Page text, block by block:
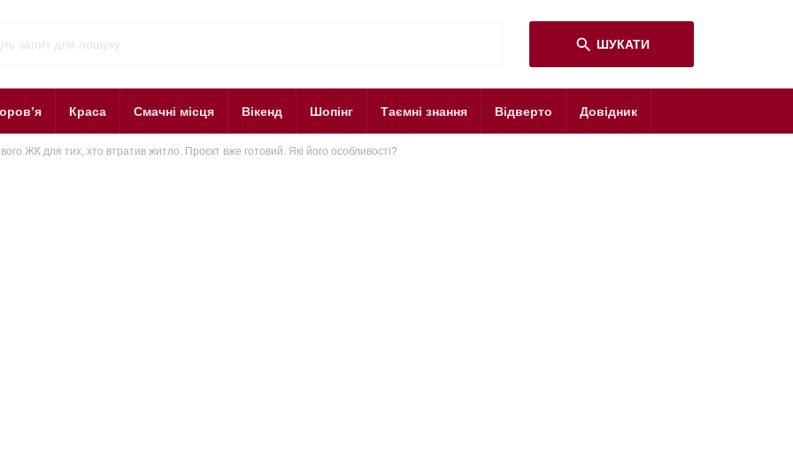
search ШУКАТИ
Краса Смачні місця Вікенд Шопінг Таємні знання Відверто Довідник
ЖК для тих, хто втратив житло. Проєкт вже готовий. Які його особливості?